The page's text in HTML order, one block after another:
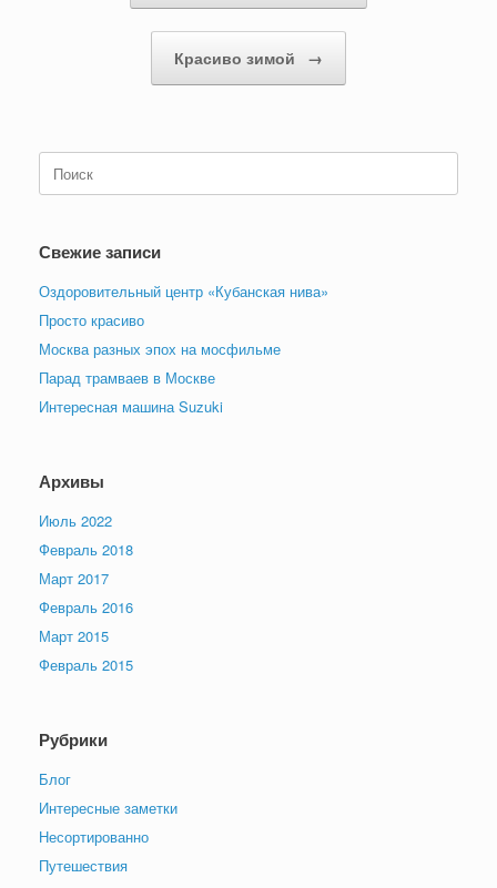
Красиво зимой →
Поиск
по:
Свежие записи
Оздоровительный центр «Кубанская нива»
Просто красиво
Москва разных эпох на мосфильме
Парад трамваев в Москве
Интересная машина Suzuki
Архивы
Июль 2022
Февраль 2018
Март 2017
Февраль 2016
Март 2015
Февраль 2015
Рубрики
Блог
Интересные заметки
Несортированно
Путешествия